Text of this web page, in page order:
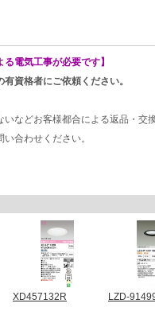
る電気工事が必要です】
資格者にご依頼ください。
などお客様都合による返品・交
合わせください。
XD457132R LZD-